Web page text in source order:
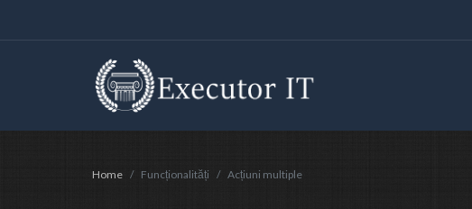
Home Funcționalități Acțiuni multiple